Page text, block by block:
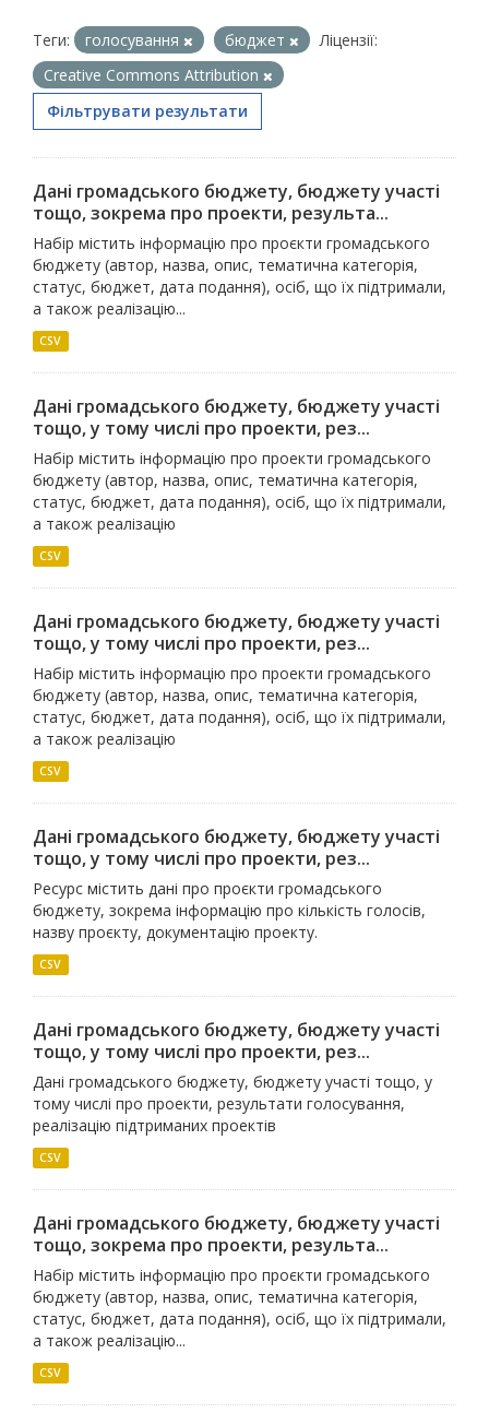
Теги: голосування бюджет
Ліцензії:
Creative Commons Attribution
Фільтрувати результати
Дані громадського бюджету, бюджету участі
тощо, зокрема про проекти, результа...
Набір містить інформацію про проєкти громадського
бюджету (автор, назва, опис, тематична категорія,
статус, бюджет, дата подання), осіб, що їх підтримали,
а також реалізацію...
CSV
Дані громадського бюджету, бюджету участі
тощо, у тому числі про проекти, рез...
Набір містить інформацію про проекти громадського
бюджету (автор, назва, опис, тематична категорія,
статус, бюджет, дата подання), осіб, що їх підтримали,
а також реалізацію
CSV
Дані громадського бюджету, бюджету участі
тощо, у тому числі про проекти, рез...
Набір містить інформацію про проекти громадського
бюджету (автор, назва, опис, тематична категорія,
статус, бюджет, дата подання), осіб, що їх підтримали,
а також реалізацію
CSV
Дані громадського бюджету, бюджету участі
тощо, у тому числі про проекти, рез...
Ресурс містить дані про проєкти громадського
бюджету, зокрема інформацію про кількість голосів,
назву проєкту, документацію проекту.
CSV
Дані громадського бюджету, бюджету участі
тощо, у тому числі про проекти, рез...
Дані громадського бюджету, бюджету участі тощо, у
тому числі про проекти, результати голосування,
реалізацію підтриманих проектів
CSV
Дані громадського бюджету, бюджету участі
тощо, зокрема про проекти, результа...
Набір містить інформацію про проєкти громадського
бюджету (автор, назва, опис, тематична категорія,
статус, бюджет, дата подання), осіб, що їх підтримали,
а також реалізацію...
CSV